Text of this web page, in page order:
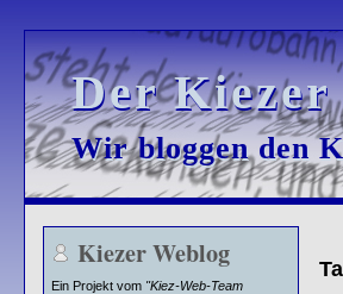
Der Kiezer
Der Kiezer
Wir bloggen den
Wir bloggen den
Kiezer Weblog
Ein Projekt vom "Kiez-Web-Team